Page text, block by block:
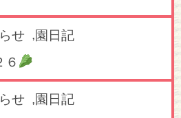
せ ,園日記
６
せ ,園日記